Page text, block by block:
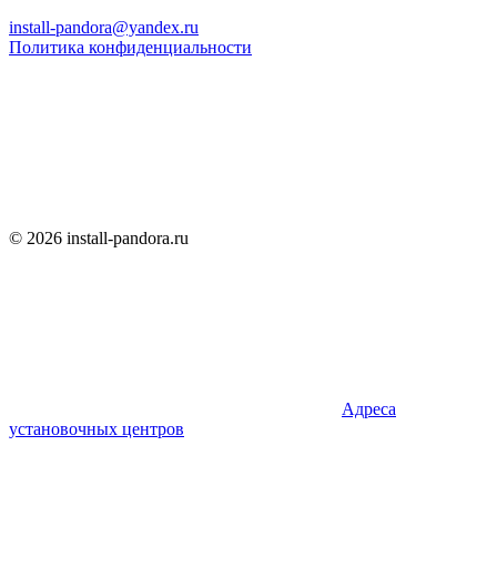
install-pandora@yandex.ru
Политика конфиденциальности
© 2026 install-pandora.ru
Адреса
установочных центров